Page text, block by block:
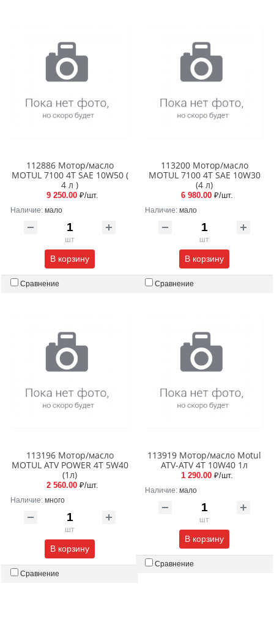
112886 Мотор/масло
MOTUL 7100 4T SAE 10W50 (
4 л )
9 250.00 ₽/шт.
Наличие: мало
шт
В корзину
Сравнение
113200 Мотор/масло
MOTUL 7100 4T SAE 10W30
(4 л)
6 980.00 ₽/шт.
Наличие: мало
шт
В корзину
Сравнение
113196 Мотор/масло
MOTUL ATV POWER 4T 5W40
(1л)
2 560.00 ₽/шт.
Наличие: много
шт
В корзину
Сравнение
113919 Мотор/масло Motul
ATV-ATV 4T 10W40 1л
1 290.00 ₽/шт.
Наличие: мало
шт
В корзину
Сравнение